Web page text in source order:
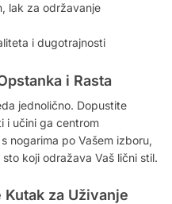
lak za održavanje
i dugotrajnosti
i Rasta
jednolično. Dopustite
i učini ga centrom
nogarima po Vašem izboru,
koji odražava Vaš lični stil.
za Uživanje